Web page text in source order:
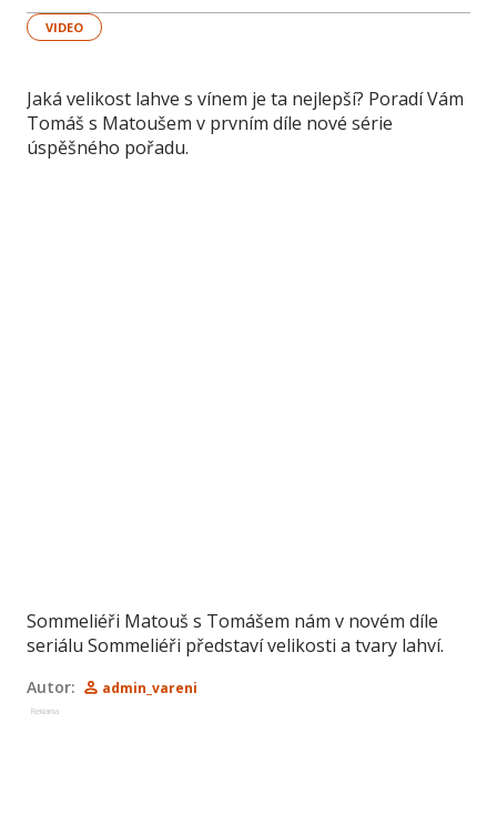
VIDEO
Jaká velikost lahve s vínem je ta nejlepší? Poradí Vám
Tomáš s Matoušem v prvním díle nové série
úspěšného pořadu.
Sommeliéři Matouš s Tomášem nám v novém díle
seriálu Sommeliéři představí velikosti a tvary lahví.
Autor: admin_vareni
Reklama